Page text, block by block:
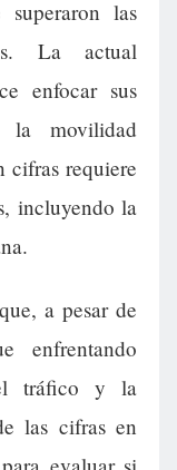
superaron las
La actual
enfocar sus
la movilidad
cifras requiere
incluyendo la
a pesar de
enfrentando
tráfico y la
las cifras en